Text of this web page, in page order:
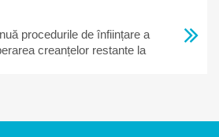
procedurile de înființare a
creanțelor restante la